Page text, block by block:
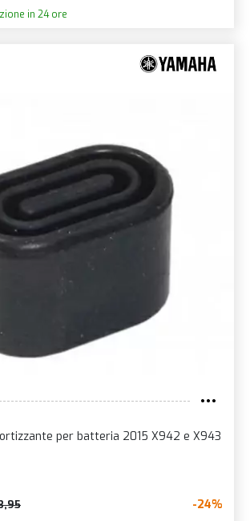
in 24 ore
per batteria 2015 X942 e X943
-24%